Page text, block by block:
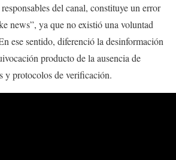
del canal, constituye un error
news”, ya que no existió una voluntad
ese sentido, diferenció la desinformación
producto de la ausencia de
y protocolos de verificación.